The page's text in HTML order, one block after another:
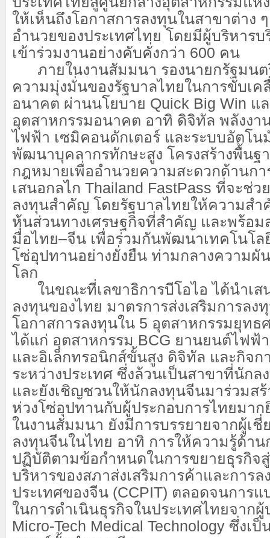
ให้เห็นถึงโอกาสการลงทุนในสาขาต่าง
อำนวยของประเทศไทย โดยมีผู้บริหาร
เข้าร่วมงานอย่างคับคั่งกว่า 600 คน
ภายในงานสัมมนา รองนายกรัฐมนต
ความมุ่งมั่นของรัฐบาลไทยในการขับเค
อนาคต ผ่านนโยบาย Quick Big Win แ
อุตสาหกรรมอนาคต อาทิ ดิจิทัล พลังงา
ไฟฟ้า เซมิคอนดักเตอร์ และระบบอัตโ
พัฒนาบุคลากรทักษะสูง โครงสร้างพื้นฐ
กฎหมายเพื่ออำนวยความสะดวกด้านก
เสนอกลไก Thailand FastPass ที่จะช่ว
ลงทุนสำคัญ โดยรัฐบาลไทยให้ความส
หุ้นส่วนทางเศรษฐกิจที่สำคัญ และพร้อ
มือไทย–จีน เพื่อร่วมกันพัฒนาเทคโนโล
โซ่อุปทานอย่างยั่งยืน ท่ามกลางความผั
โลก
ในขณะที่เลขาธิการบีโอไอ ได้นำเส
ลงทุนของไทย มาตรการส่งเสริมการล
โอกาสการลงทุนใน 5 อุตสาหกรรมยุทธ
ได้แก่ อุตสาหกรรม BCG ยานยนต์ไฟฟ้
และอิเล็กทรอนิกส์ขั้นสูง ดิจิทัล และกิจก
ระหว่างประเทศ ซึ่งล้วนเป็นสาขาที่นัก
และยังเชิญชวนให้นักลงทุนจีนมาร่วมสร้
ห่วงโซ่อุปทานกับผู้ประกอบการไทยมา
ในงานสัมมนา ยังมีการบรรยายจากผู้เ
ลงทุนจีนในไทย อาทิ การให้ความรู้ด้า
ปฏิบัติตามข้อกำหนดในการขยายธุรกิจ
บริหารของสภาส่งเสริมการค้าและการล
ประเทศของจีน (CCPIT) ตลอดจนการ
ในการดำเนินธุรกิจในประเทศไทยจาก
Micro-Tech Medical Technology ซึ่งเ